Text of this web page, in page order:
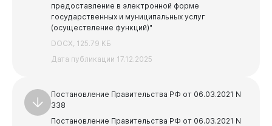
предоставление в электронной форме
государственных и муниципальных услуг
(осуществление функций)"
DOCX, 125.79 КБ
Дата публикации 17.12.2025
Постановление Правительства РФ от 06.03.2021 N
338
Постановление Правительства РФ от 06.03.2021 N